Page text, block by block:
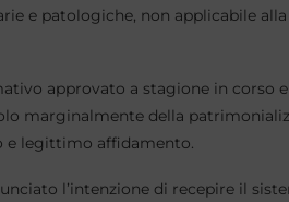
e patologiche, non applicabile
approvato a stagione in corso
marginalmente della
e legittimo affidamento.
l’intenzione di recepire il